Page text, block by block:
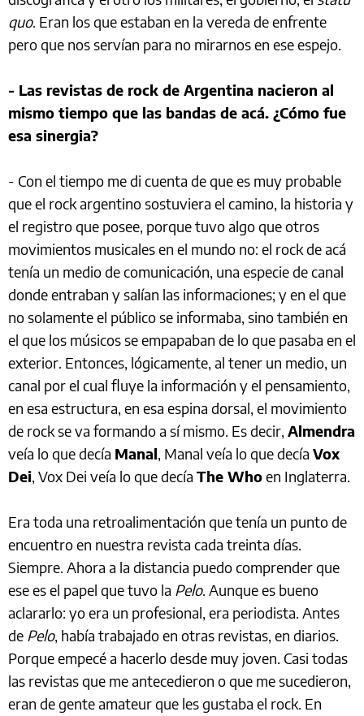
quo. Eran los que estaban en la vereda de enfrente
pero que nos servían para no mirarnos en ese espejo.
- Las revistas de rock de Argentina nacieron al
mismo tiempo que las bandas de acá. ¿Cómo fue
esa sinergia?
- Con el tiempo me di cuenta de que es muy probable
que el rock argentino sostuviera el camino, la historia y
el registro que posee, porque tuvo algo que otros
movimientos musicales en el mundo no: el rock de acá
tenía un medio de comunicación, una especie de canal
donde entraban y salían las informaciones; y en el que
no solamente el público se informaba, sino también en
el que los músicos se empapaban de lo que pasaba en el
exterior. Entonces, lógicamente, al tener un medio, un
canal por el cual fluye la información y el pensamiento,
en esa estructura, en esa espina dorsal, el movimiento
de rock se va formando a sí mismo. Es decir, Almendra
veía lo que decía Manal, Manal veía lo que decía Vox
Dei, Vox Dei veía lo que decía The Whoen Inglaterra.
Era toda una retroalimentación que tenía un punto de
encuentro en nuestra revista cada treinta días.
Siempre. Ahora a la distancia puedo comprender que
ese es el papel que tuvo la Pelo. Aunque es bueno
aclararlo: yo era un profesional, era periodista. Antes
de Pelo, había trabajado en otras revistas, en diarios.
Porque empecé a hacerlo desde muy joven. Casi todas
las revistas que me antecedieron o que me sucedieron,
eran de gente amateur que les gustaba el rock. En